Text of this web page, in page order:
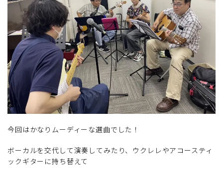
今回はかなりムーディーな選曲でした！
ボーカルを交代して演奏してみたり、ウクレレやアコースティ
ックギターに持ち替えて